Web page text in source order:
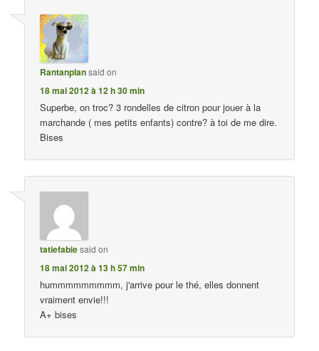
Rantanplansaid on
18 mai 2012 à 12 h 30 min
Superbe, on troc? 3 rondelles de citron pour jouer à la
marchande ( mes petits enfants) contre? à toi de me dire.
Bises
tatiefabiesaid on
18 mai 2012 à 13 h 57 min
hummmmmmmmm, j'arrive pour le thé, elles donnent
vraiment envie!!!
A+ bises